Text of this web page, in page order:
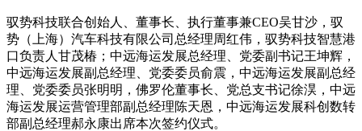
驭势科技联合创始人、董事长、执行董事兼CEO吴甘沙，驭
势（上海）汽车科技有限公司总经理周红伟，驭势科技智慧港
口负责人甘茂椿；中远海运发展总经理、党委副书记王坤辉，
中远海运发展副总经理、党委委员俞震，中远海运发展副总经
理、党委委员张明明，佛罗伦董事长、党总支书记徐淏，中远
海运发展运营管理部副总经理陈天恩，中远海运发展科创数转
部副总经理郝永康出席本次签约仪式。